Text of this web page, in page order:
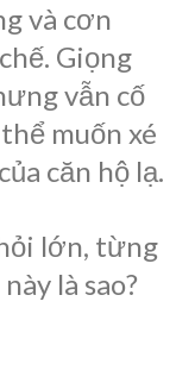
và cơn
Giọng
vẫn cố
muốn xé
căn hộ lạ.
lớn, từng
là sao?